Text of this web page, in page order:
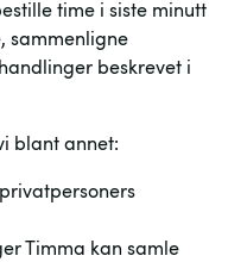
time i siste minutt
sammenligne
beskrevet i
blant annet:
Timma kan samle